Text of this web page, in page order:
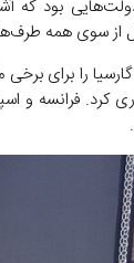
بود که
از سوی همه
را برای
فرانسه و